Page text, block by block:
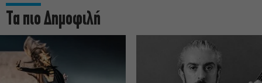
Τα πιο Δημοφιλή